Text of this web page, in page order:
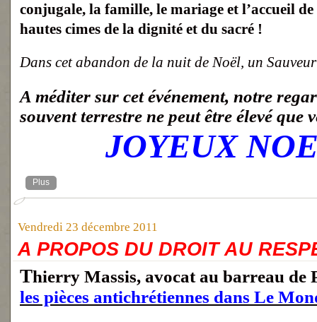
conjugale, la famille, le mariage et l’accueil
hautes cimes de la dignité et du sacré !
Dans cet abandon de la nuit de Noël, un
A méditer sur cet événement, notre
souvent terrestre ne peut être élevé que
JOYEUX
Plus
Vendredi 23 décembre 2011
A PROPOS DU DROIT AU
Thierry Massis, avocat au barreau de
les pièces antichrétiennes dans Le